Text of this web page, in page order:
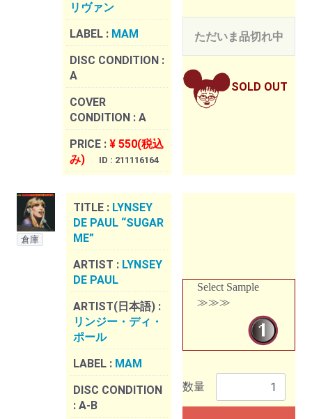
リヴァン
LABEL : MAM
DISC CONDITION :
A
COVER
CONDITION : A
PRICE : ¥ 550(税込
み)
ID : 211116164
ただいま品切れ中
SOLD OUT
倉庫
TITLE : LYNSEY
DE PAUL “SUGAR
ME”
ARTIST : LYNSEY
DE PAUL
ARTIST(日本語) :
リンジー・ディ・
ポール
LABEL : MAM
DISC CONDITION
: A-B
Select Sample
≫≫≫
数量